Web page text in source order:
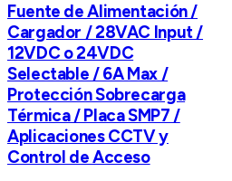
Fuente de Alimentación /
Cargador / 28VAC Input /
12VDC o 24VDC
Selectable / 6A Max /
Protección Sobrecarga
Térmica / Placa SMP7 /
Aplicaciones CCTV y
Control de Acceso